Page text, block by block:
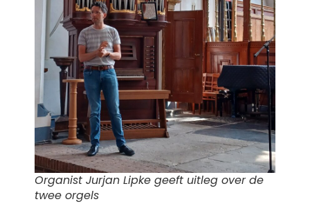
Organist Jurjan Lipke geeft uitleg over de
twee orgels